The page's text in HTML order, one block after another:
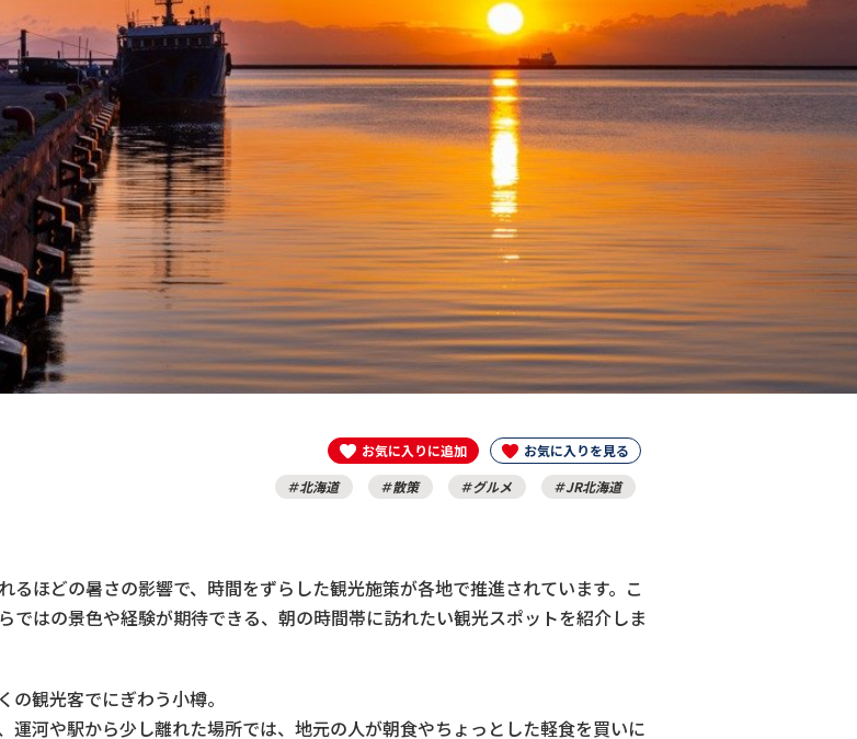
お気に入りに追加
お気に入りを見る
北海道
散策 グルメ JR北海道
ほどの暑さの影響で、時間をずらした観光施策が各地で推進されています。こ
ではの景色や経験が期待できる、朝の時間帯に訪れたい観光スポットを紹介しま
観光客でにぎわう小樽。
河や駅から少し離れた場所では、地元の人が朝食やちょっとした軽食を買いに